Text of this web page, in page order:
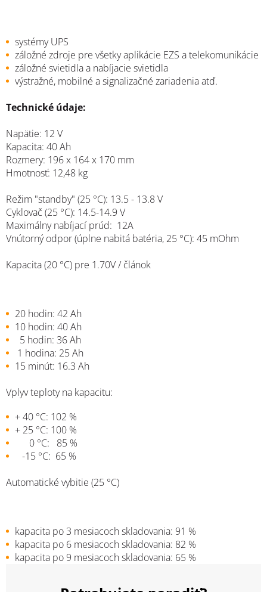
systémy UPS
záložné zdroje pre všetky aplikácie EZS a telekomunikácie
záložné svietidla a nabíjacie svietidla
výstražné, mobilné a signalizačné zariadenia atď.
Technické údaje:
Napätie: 12 V
Kapacita: 40 Ah
Rozmery: 196 x 164 x 170 mm
Hmotnosť: 12,48 kg
Režim "standby" (25 °C): 13.5 - 13.8 V
Cyklovač (25 °C): 14.5-14.9 V
Maximálny nabíjací prúd: 12A
Vnútorný odpor (úplne nabitá batéria, 25 °C): 45 mOhm
Kapacita (20 °C) pre 1.70V / článok
20 hodin: 42 Ah
10 hodin: 40 Ah
5 hodin: 36 Ah
1 hodina: 25 Ah
15 minút: 16.3 Ah
Vplyv teploty na kapacitu:
+ 40 °C: 102 %
+ 25 °C: 100 %
0 °C: 85 %
-15 °C: 65 %
Automatické vybitie (25 °C)
kapacita po 3 mesiacoch skladovania: 91 %
kapacita po 6 mesiacoch skladovania: 82 %
kapacita po 9 mesiacoch skladovania: 65 %